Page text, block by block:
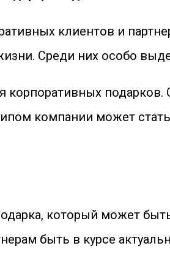
клиентов и
Среди них особо
корпоративных
компании может
который может
быть в курсе